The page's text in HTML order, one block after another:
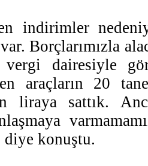
indirimler
Borçlarımızla
vergi dairesiyle
araçların 20
liraya sattık.
diye konuştu.